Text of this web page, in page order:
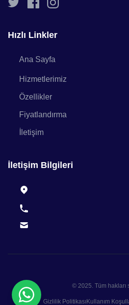
Hızlı Linkler
Ana Sayfa
Hizmetlerimiz
Özellikler
Fiyatlandırma
İletişim
İletişim Bilgileri
© 2025. Tüm hakları
Gizlilik Politikası Kullanım